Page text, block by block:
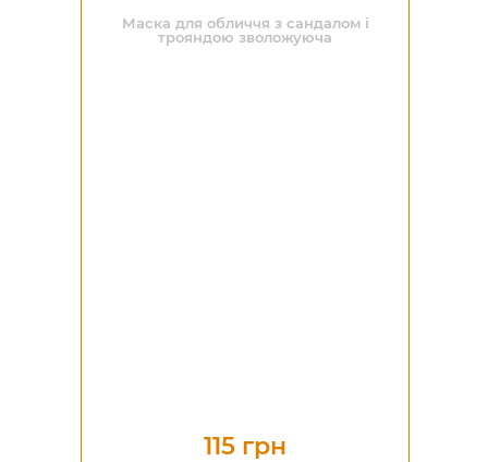
Маска для обличчя з сандалом і
трояндою зволожуюча
115 грн